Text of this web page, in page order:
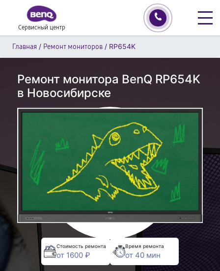
Сервисный центр
Главная / Ремонт мониторов / RP654K
Ремонт монитора BenQ RP654K
в Новосибирске
Стоимость ремонта
от 1600 ₽
Время ремонта
от 40 мин